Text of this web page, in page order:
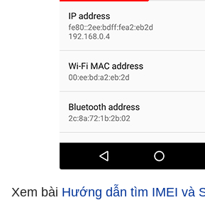
Xem bài Hướng dẫn tìm IMEI và